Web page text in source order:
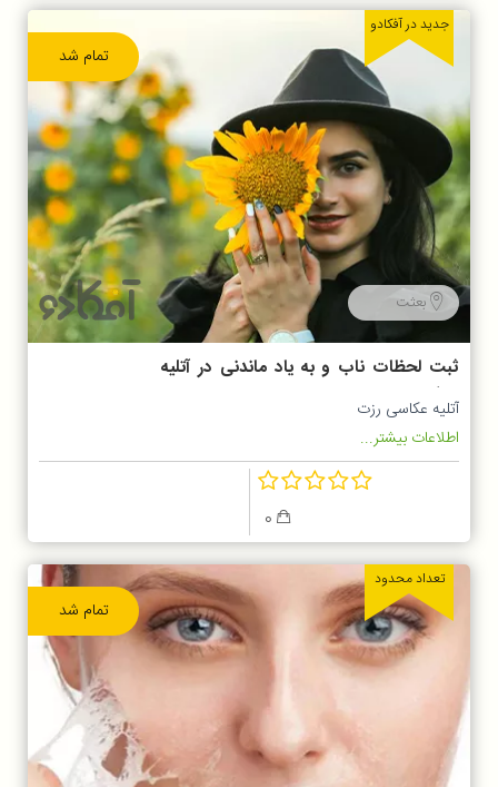
تمام شد
جدید در آفکادو
بعثت
ثبت لحظات ناب و به یاد ماندنی در آتلیه
حرفه ای رزت
آتلیه عکاسی رزت
اطلاعات بیشتر...
تمام شد
تعداد محدود